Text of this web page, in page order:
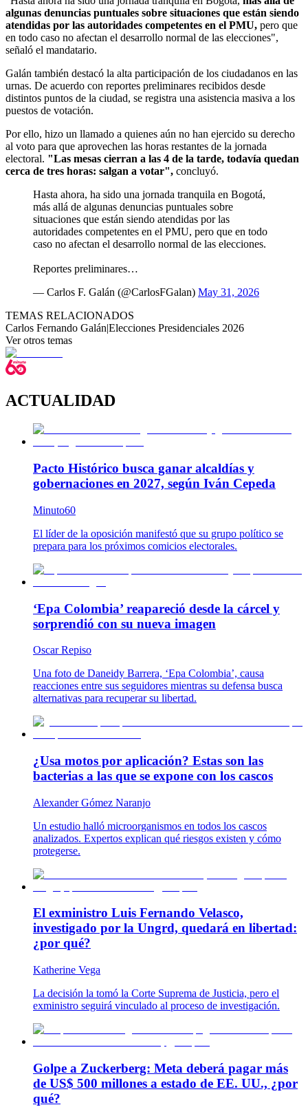
algunas denuncias puntuales sobre situaciones que están siendo
atendidas por las autoridades competentes en el PMU, pero que
en todo caso no afectan el desarrollo normal de las elecciones",
señaló el mandatario.
Galán también destacó la alta participación de los ciudadanos en las
urnas. De acuerdo con reportes preliminares recibidos desde
distintos puntos de la ciudad, se registra una asistencia masiva a los
puestos de votación.
Por ello, hizo un llamado a quienes aún no han ejercido su derecho
al voto para que aprovechen las horas restantes de la jornada
electoral. "Las mesas cierran a las 4 de la tarde, todavía quedan
cerca de tres horas: salgan a votar", concluyó.
Hasta ahora, ha sido una jornada tranquila en Bogotá,
más allá de algunas denuncias puntuales sobre
situaciones que están siendo atendidas por las
autoridades competentes en el PMU, pero que en todo
caso no afectan el desarrollo normal de las elecciones.
Reportes preliminares…
— Carlos F. Galán (@CarlosFGalan) May 31, 2026
TEMAS RELACIONADOS
Carlos Fernando Galán|Elecciones Presidenciales 2026
Ver otros temas
ACTUALIDAD
Pacto Histórico busca ganar alcaldías y
gobernaciones en 2027, según Iván Cepeda
Minuto60
El líder de la oposición manifestó que su grupo político se
prepara para los próximos comicios electorales.
‘Epa Colombia’ reapareció desde la cárcel y
sorprendió con su nueva imagen
Oscar Repiso
Una foto de Daneidy Barrera, ‘Epa Colombia’, causa
reacciones entre sus seguidores mientras su defensa busca
alternativas para recuperar su libertad.
¿Usa motos por aplicación? Estas son las
bacterias a las que se expone con los cascos
Alexander Gómez Naranjo
Un estudio halló microorganismos en todos los cascos
analizados. Expertos explican qué riesgos existen y cómo
protegerse.
El exministro Luis Fernando Velasco,
investigado por la Ungrd, quedará en libertad:
¿por qué?
Katherine Vega
La decisión la tomó la Corte Suprema de Justicia, pero el
exministro seguirá vinculado al proceso de investigación.
Golpe a Zuckerberg: Meta deberá pagar más
de US$ 500 millones a estado de EE. UU., ¿por
qué?